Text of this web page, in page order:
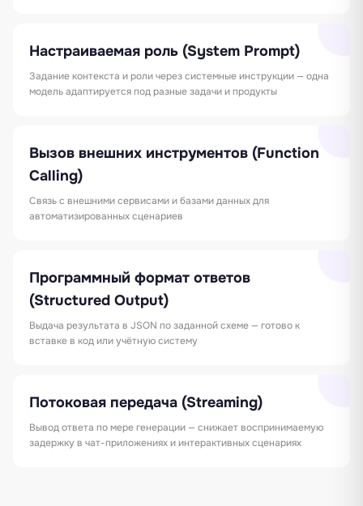
Настраиваемая роль (System Prompt)
Задание контекста и роли через системные инструкции — одна
модель адаптируется под разные задачи и продукты
Вызов внешних инструментов (Function
Calling)
Связь с внешними сервисами и базами данных для
автоматизированных сценариев
Программный формат ответов
(Structured Output)
Выдача результата в JSON по заданной схеме — готово к
вставке в код или учётную систему
Потоковая передача (Streaming)
Вывод ответа по мере генерации — снижает воспринимаемую
задержку в чат-приложениях и интерактивных сценариях